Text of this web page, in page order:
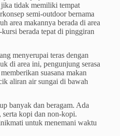
tidak memiliki tempat
semi-outdoor bernama
area makannya berada di area
berada tepat di pinggiran
menyerupai teras dengan
di area ini, pengunjung serasa
suasana makan
aliran air sungai di bawah
banyak dan beragam. Ada
serta kopi dan non-kopi.
untuk menemani waktu